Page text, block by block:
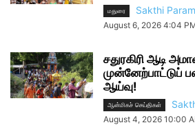
மதுரை Sakthi
August 6, 2026 4:04
சதுரகிரி ஆடி
முன்னேற்பாட்டுப்
ஆய்வு!
ஆன்மிகச் செய்திகள்
August 4, 2026 10:00